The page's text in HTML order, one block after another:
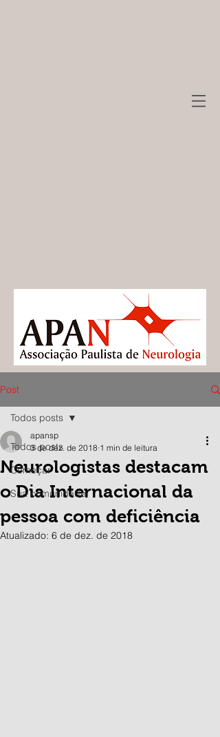
Post
Todos posts
Começar
Sua comunidade
Todos posts
Neurologistas destacam
o Dia Internacional da
pessoa com deficiência
apansp
3 de dez. de 2018 1 min de leitura
Atualizado: 6 de dez. de 2018